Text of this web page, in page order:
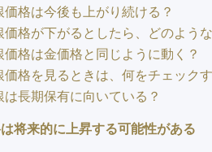
価格は今後も上がり続ける？
価格が下がるとしたら、どのよう
価格は金価格と同じように動く？
価格を見るときは、何をチェック
は長期保有に向いている？
将来的に上昇する可能性がある